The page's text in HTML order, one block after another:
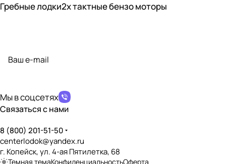
Гребные лодки2х тактные бензо моторы
Мы в соцсетях
Связаться с нами
8 (800) 201-51-50
centerlodok@yandex.ru
г. Копейск, ул. 4-ая Пятилетка, 68
Темная темаКонфиденциальностьОферта